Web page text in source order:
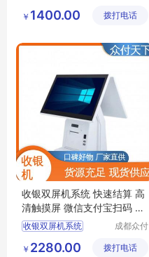
刷卡实名制速通门
技有限公
￥ 1400.00 拨打电话
收银双屏机系统 快速结算 高
清触摸屏 微信支付宝扫码 众
付天下
收银双屏机系统
刷脸收银机
成都众付
有限公司
￥ 2280.00 拨打电话